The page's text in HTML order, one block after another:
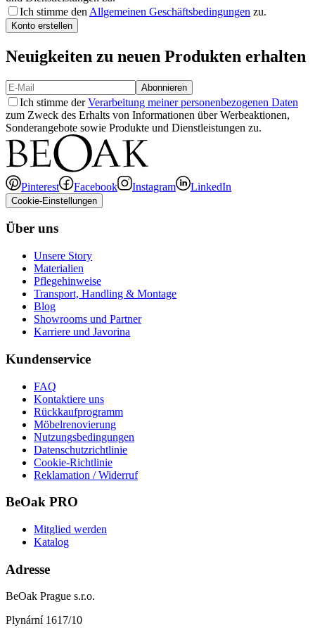
Ich stimme den Allgemeinen Geschäftsbedingungen zu.
Konto erstellen
Neuigkeiten zu neuen Produkten erhalten
Abonnieren
Ich stimme derVerarbeitung meiner personenbezogenen Daten
zum Zweck des Erhalts von Informationen über Werbeaktionen,
Sonderangebote sowie Produkte und Dienstleistungen zu.
Pinterest Facebook Instagram LinkedIn
Cookie-Einstellungen
Über uns
Unsere Story
Materialien
Pflegehinweise
Transport, Handling & Montage
Blog
Showrooms und Partner
Karriere und Javorina
Kundenservice
FAQ
Kontaktiere uns
Rückkaufprogramm
Möbelrenovierung
Nutzungsbedingungen
Datenschutzrichtlinie
Cookie-Richtlinie
Reklamation / Widerruf
BeOak PRO
Mitglied werden
Katalog
Adresse
BeOak Prague s.r.o.
Plynární 1617/10